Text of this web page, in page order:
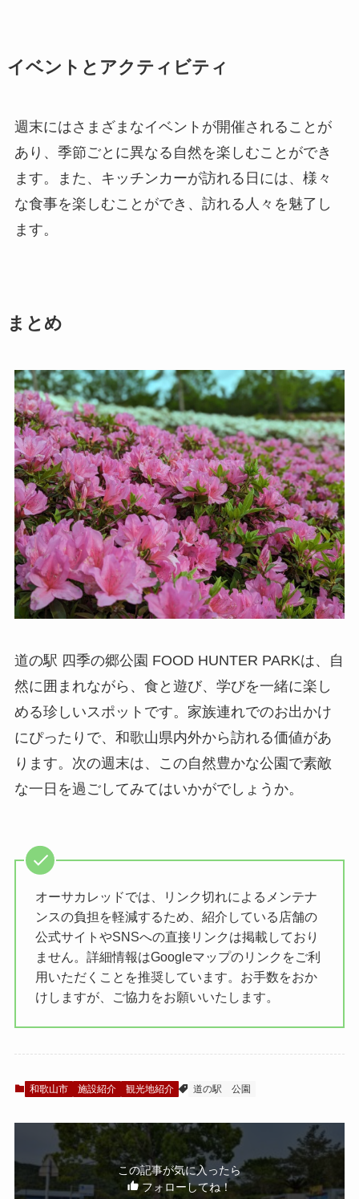
イベントとアクティビティ
週末にはさまざまなイベントが開催されることが
あり、季節ごとに異なる自然を楽しむことができ
ます。また、キッチンカーが訪れる日には、様々
な食事を楽しむことができ、訪れる人々を魅了し
ます。
まとめ
道の駅 四季の郷公園 FOOD HUNTER PARKは、自
然に囲まれながら、食と遊び、学びを一緒に楽し
める珍しいスポットです。家族連れでのお出かけ
にぴったりで、和歌山県内外から訪れる価値があ
ります。次の週末は、この自然豊かな公園で素敵
な一日を過ごしてみてはいかがでしょうか。
オーサカレッドでは、リンク切れによるメンテナ
ンスの負担を軽減するため、紹介している店舗の
公式サイトやSNSへの直接リンクは掲載しており
ません。詳細情報はGoogleマップのリンクをご利
用いただくことを推奨しています。お手数をおか
けしますが、ご協力をお願いいたします。
和歌山市 施設紹介 観光地紹介 道の駅 公園
この記事が気に入ったら
フォローしてね！